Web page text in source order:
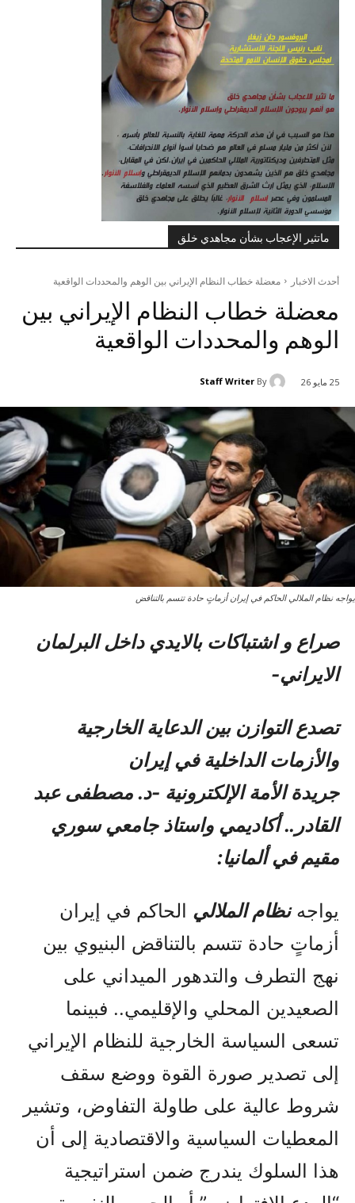
ماتثير الإعجاب بشأن مجاهدي خلق
أحدث الاخبار معضلة خطاب النظام الإيراني بين الوهم والمحددات الواقعية
معضلة خطاب النظام الإيراني بين
الوهم والمحددات الواقعية
25 مايو 26 By
Staff Writer
يواجه نظام الملالي الحاكم في إيران أزماتٍ حادة تتسم بالتناقض
صراع و اشتباکات بالایدي داخل البرلمان
الایراني-
تصدع التوازن بين الدعاية الخارجية
والأزمات الداخلية في إيران
جريدة الأمة الإلكترونية -د. مصطفى عبد
القادر.. أكاديمي واستاذ جامعي سوري
مقيم في ألمانيا:
يواجهنظام الملالي الحاكم في إيران
أزماتٍ حادة تتسم بالتناقض البنيوي بين
نهج التطرف والتدهور الميداني على
الصعيدين المحلي والإقليمي.. فبينما
تسعى السياسة الخارجية للنظام الإيراني
إلى تصدير صورة القوة ووضع سقف
شروط عالية على طاولة التفاوض، وتشير
المعطيات السياسية والاقتصادية إلى أن
هذا السلوك يندرج ضمن استراتيجية